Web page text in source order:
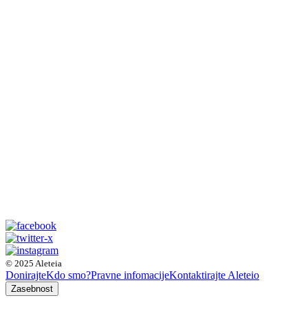
© 2025 Aleteia
DonirajteKdo smo?Pravne infomacijeKontaktirajte Aleteio
Zasebnost